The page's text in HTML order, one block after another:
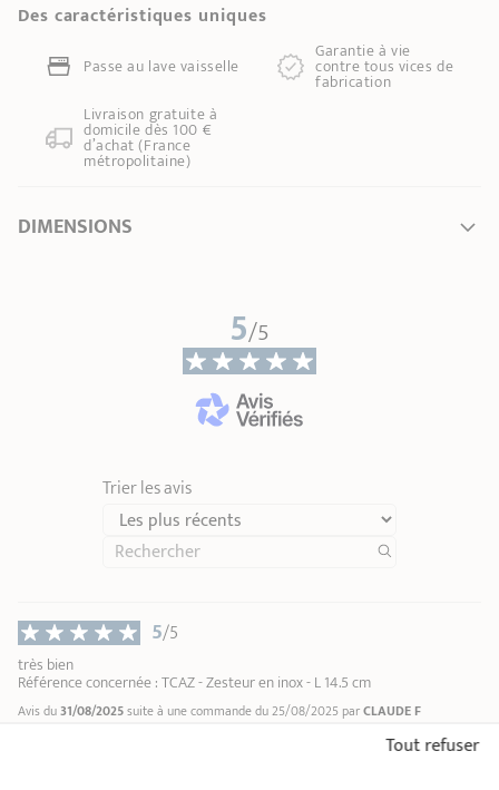
Des caractéristiques uniques
Passe au lave vaisselle
Garantie à vie
contre tous vices de
fabrication
Livraison gratuite à
domicile dès 100 €
d’achat (France
métropolitaine)
DIMENSIONS
10,50 cm5/5
Trier les avis
5/5
très bien
Référence concernée : TCAZ - Zesteur en inox - L 14.5 cm
Avis du31/08/2025suite à une commande du 25/08/2025 parCLAUDE F
Tout refuser